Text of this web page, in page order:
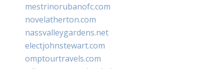
mestrinorubanofc.com
novelatherton.com
nassvalleygardens.net
electjohnstewart.com
omptourtravels.com